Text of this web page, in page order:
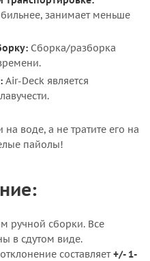
занимает меньше
Сборка/разборка
Air-Deck является
воде, а не тратите его на
пайолы!
ручной сборки. Все
в сдутом виде.
составляет+/- 1-